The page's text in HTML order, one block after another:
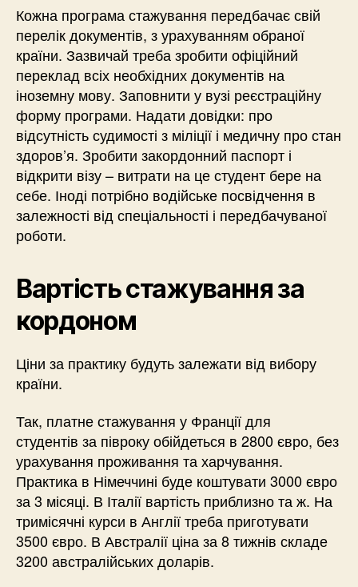
Кожна програма стажування передбачає свій
перелік документів, з урахуванням обраної
країни. Зазвичай треба зробити офіційний
переклад всіх необхідних документів на
іноземну мову. Заповнити у вузі реєстраційну
форму програми. Надати довідки: про
відсутність судимості з міліції і медичну про стан
здоров’я. Зробити закордонний паспорт і
відкрити візу – витрати на це студент бере на
себе. Іноді потрібно водійське посвідчення в
залежності від спеціальності і передбачуваної
роботи.
Вартість стажування за
кордоном
Ціни за практику будуть залежати від вибору
країни.
Так, платне стажування у Франції для
студентів за півроку обійдеться в 2800 євро, без
урахування проживання та харчування.
Практика в Німеччині буде коштувати 3000 євро
за 3 місяці. В Італії вартість приблизно та ж. На
тримісячні курси в Англії треба приготувати
3500 євро. В Австралії ціна за 8 тижнів складе
3200 австралійських доларів.